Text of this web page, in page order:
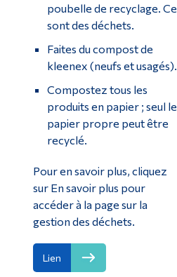
poubelle de recyclage. Ce
sont des déchets.
Faites du compost de
kleenex (neufs et usagés).
Compostez tous les
produits en papier ; seul le
papier propre peut être
recyclé.
Pour en savoir plus, cliquez
sur En savoir plus pour
accéder à la page sur la
gestion des déchets.
Lien